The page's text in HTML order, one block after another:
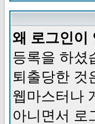
왜 로그인이
등록을 하셨
퇴출당한 것
웹마스터나
아니면서 로